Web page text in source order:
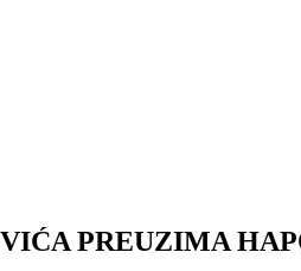
PREUZIMA